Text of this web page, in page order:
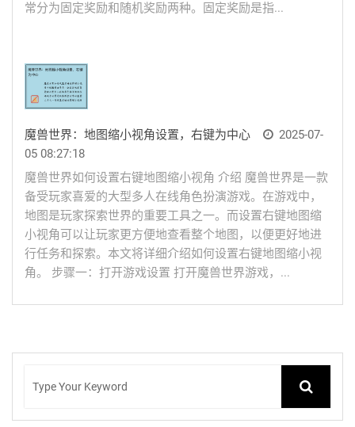
常分为固定奖励和随机奖励两种。固定奖励是指...
魔兽世界：地图缩小视角设置，右键为中心
2025-07-
05 08:27:18
魔兽世界如何设置右键地图缩小视角 介绍 魔兽世界是一款
备受玩家喜爱的大型多人在线角色扮演游戏。在游戏中，
地图是玩家探索世界的重要工具之一。而设置右键地图缩
小视角可以让玩家更方便地查看整个地图，以便更好地进
行任务和探索。本文将详细介绍如何设置右键地图缩小视
角。 步骤一：打开游戏设置 打开魔兽世界游戏，...